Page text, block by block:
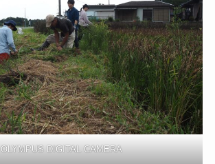
OLYMPUS DIGITAL CAMERA